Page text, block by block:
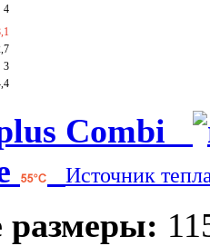
4
3
Combi
Источник
размеры: